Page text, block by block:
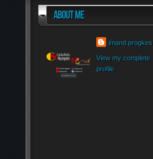
imand progkes
View my complete
profile